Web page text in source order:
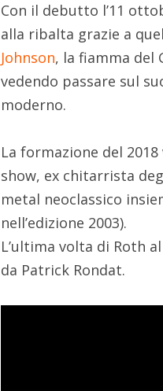
Con il debutto l’11
alla ribalta grazie a
Johnson, la fiamma del
vedendo passare sul
moderno.
La formazione del
show, ex chitarrista
metal neoclassico
nell’edizione 2003).
L’ultima volta di Roth
da Patrick Rondat.